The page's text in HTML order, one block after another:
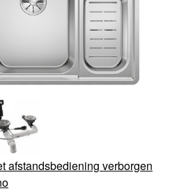
afstandsbediening verborgen